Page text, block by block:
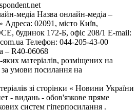
медіа Назва онлайн-медіа –
Адреса: 02091, місто Київ,
будинок 172-Б, офіс 208/1 E-mail:
Телефон: 044-205-43-00
– R40-06068
матеріалів, розміщених на
за умови посилання на
зі сторінки « Новини України
- видань - обов'язкове пряме
систем гіперпосилання .